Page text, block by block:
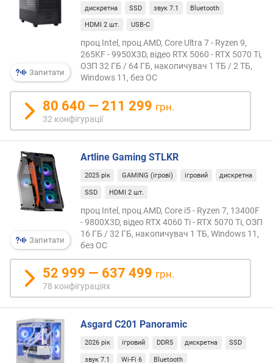
s
t
r
b
o
C
o
r
e
(
Г
Г
ц
ч
т
т
а
T
u
r
Запитати
дискретна SSD звук 7.1 Bluetooth
HDMI 2 шт. USB-C
проц Intel, проц AMD, Core Ultra 7 - Ryzen 9,
265KF - 9950X3D, відео RTX 5060 - RTX 5070 Ti,
ОЗП 32 ГБ / 64 ГБ, накопичувач 1 ТБ / 2 ТБ,
Windows 11, без ОС
80 640 — 211 299 грн.
32 конфігурації
Запитати
Artline Gaming STLKR
2025 рік GAMING (ігрові) ігровий дискретна
SSD HDMI 2 шт.
проц Intel, проц AMD, Core i5 - Ryzen 7, 13400F
- 9800X3D, відео RTX 4060 Ti - RTX 5070 Ti, ОЗП
16 ГБ / 32 ГБ, накопичувач 1 ТБ, Windows 11,
без ОС
52 999 — 637 499 грн.
78 конфігураціях
Asgard C201 Panoramic
2026 рік ігровий DDR5 дискретна SSD
звук 7.1 Wi-Fi 6 Bluetooth